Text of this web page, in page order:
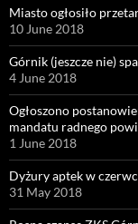
Miasto ogłosiło
10 June 2018
Górnik (jeszcze nie)
4 June 2018
Ogłoszono
mandatu radnego
1 June 2018
Dyżury aptek w
31 May 2018